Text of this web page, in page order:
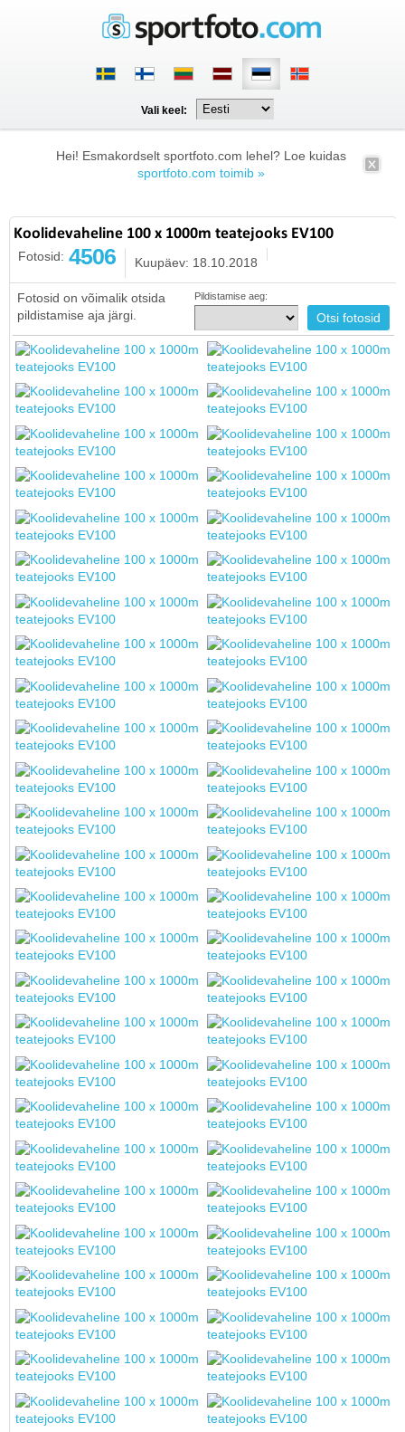
Vali keel:
Hei! Esmakordselt sportfoto.com lehel? Loe kuidas
sportfoto.com toimib »
Koolidevaheline 100 x 1000m teatejooks EV100
Fotosid: 4506 Kuupäev: 18.10.2018
Fotosid on võimalik otsida
pildistamise aja järgi.
Pildistamise aeg: